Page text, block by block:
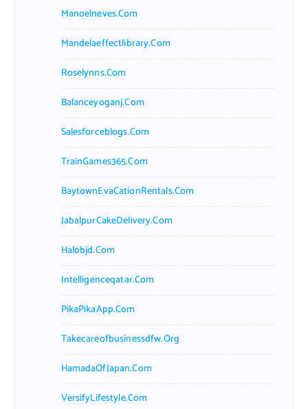
Manoelneves.com
Mandelaeffectlibrary.com
Roselynns.com
Balanceyoganj.com
Salesforceblogs.com
TrainGames365.com
BaytownEvaCationRentals.com
JabalpurCakeDelivery.com
Halobjd.com
Intelligenceqatar.com
PikaPikaApp.com
Takecareofbusinessdfw.org
HamadaOfJapan.com
VersifyLifestyle.com